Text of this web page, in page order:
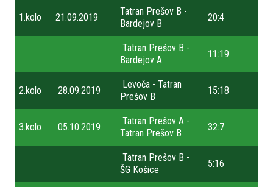
1.kolo 21.09.2019
Tatran Prešov B -
Bardejov B
20:4
Tatran Prešov B -
Bardejov A
11:19
2.kolo 28.09.2019
Levoča - Tatran
Prešov B
15:18
3.kolo 05.10.2019
Tatran Prešov A -
Tatran Prešov B
32:7
Tatran Prešov B -
ŠG Košice
5:16